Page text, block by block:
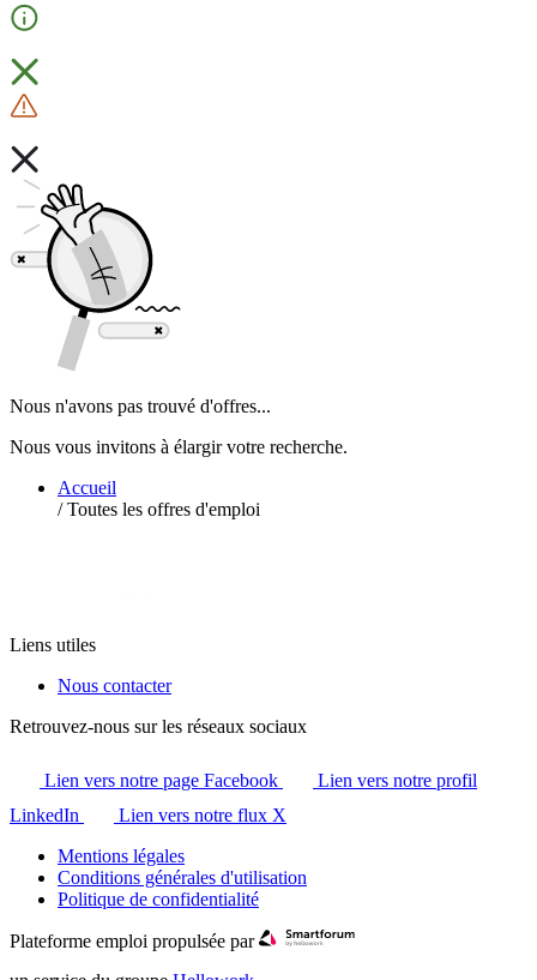
Nous n'avons pas trouvé d'offres...
Nous vous invitons à élargir votre recherche.
Accueil
/ Toutes les offres d'emploi
Liens utiles
Nous contacter
Retrouvez-nous sur les réseaux sociaux
Lien vers notre page Facebook
Lien vers notre profil
LinkedIn
Lien vers notre flux X
Mentions légales
Conditions générales d'utilisation
Politique de confidentialité
Plateforme emploi propulsée par